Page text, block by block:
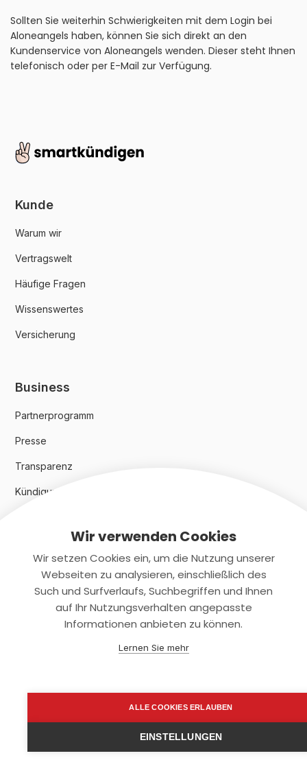
Sollten Sie weiterhin Schwierigkeiten mit dem Login bei
Aloneangels haben, können Sie sich direkt an den
Kundenservice von Aloneangels wenden. Dieser steht Ihnen
telefonisch oder per E-Mail zur Verfügung.
Kunde
Warum wir
Vertragswelt
Häufige Fragen
Wissenswertes
Versicherung
Business
Partnerprogramm
Presse
Transparenz
Kündigungsindex 2024
Rechtliches
Datenschutz
support@smartkuendigen.de
Wir verwenden Cookies
Wir setzen Cookies ein, um die Nutzung unserer
Webseiten zu analysieren, einschließlich des
Such und Surfverlaufs, Suchbegriffen und Ihnen
auf Ihr Nutzungsverhalten angepasste
Informationen anbieten zu können.
Lernen Sie mehr
ALLE COOKIES ERLAUBEN
EINSTELLUNGEN